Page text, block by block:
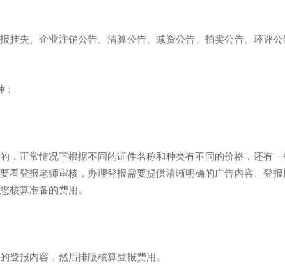
挂失、企业注销公告、清算公告、减资公告、拍卖公告、环评公
，正常情况下根据不同的证件名称和种类有不同的价格，还有
看登报老师审核，办理登报需要提供清晰明确的广告内容、登
核算准备的费用。
登报内容，然后排版核算登报费用。